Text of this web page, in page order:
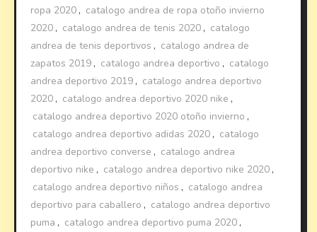
ropa 2020 , catalogo andrea de ropa otoño invierno
2020 , catalogo andrea de tenis 2020 , catalogo
andrea de tenis deportivos , catalogo andrea de
zapatos 2019 , catalogo andrea deportivo , catalogo
andrea deportivo 2019 , catalogo andrea deportivo
2020 , catalogo andrea deportivo 2020 nike ,
catalogo andrea deportivo 2020 otoño invierno ,
catalogo andrea deportivo adidas 2020 , catalogo
andrea deportivo converse , catalogo andrea
deportivo nike , catalogo andrea deportivo nike 2020 ,
catalogo andrea deportivo niños , catalogo andrea
deportivo para caballero , catalogo andrea deportivo
puma , catalogo andrea deportivo puma 2020 ,